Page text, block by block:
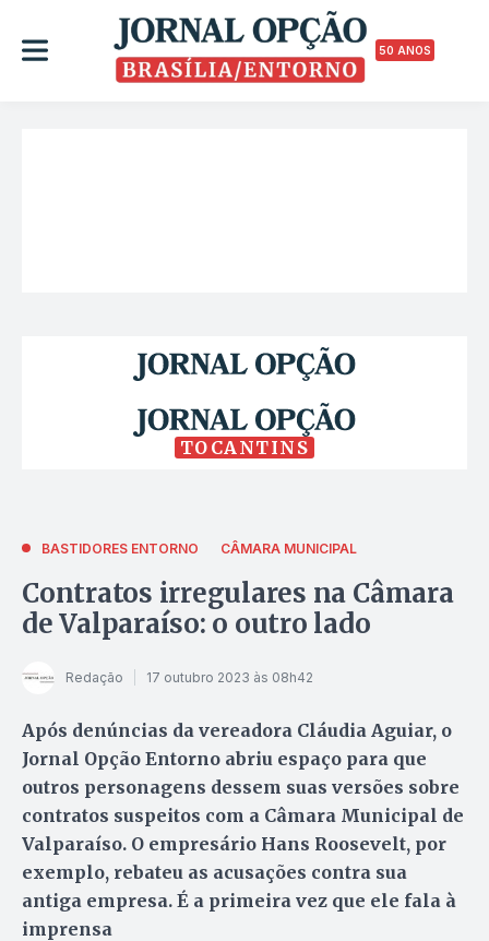
50 ANOS
TOCANTINS
BASTIDORES ENTORNO CÂMARA MUNICIPAL
Contratos irregulares na Câmara
de Valparaíso: o outro lado
Redação 17 outubro 2023 às 08h42
Após denúncias da vereadora Cláudia Aguiar, o
Jornal Opção Entorno abriu espaço para que
outros personagens dessem suas versões sobre
contratos suspeitos com a Câmara Municipal de
Valparaíso. O empresário Hans Roosevelt, por
exemplo, rebateu as acusações contra sua
antiga empresa. É a primeira vez que ele fala à
imprensa